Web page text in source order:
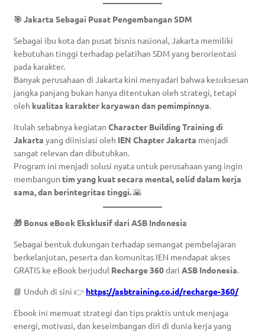
🎯 Jakarta Sebagai Pusat Pengembangan SDM
Sebagai ibu kota dan pusat bisnis nasional, Jakarta memiliki
kebutuhan tinggi terhadap pelatihan SDM yang berorientasi
pada karakter.
Banyak perusahaan di Jakarta kini menyadari bahwa kesuksesan
jangka panjang bukan hanya ditentukan oleh strategi, tetapi
oleh kualitas karakter karyawan dan pemimpinnya.
Itulah sebabnya kegiatan Character Building Training di
Jakarta yang diinisiasi oleh IEN Chapter Jakarta menjadi
sangat relevan dan dibutuhkan.
Program ini menjadi solusi nyata untuk perusahaan yang ingin
membangun tim yang kuat secara mental, solid dalam kerja
sama, dan berintegritas tinggi.🌇
🎁 Bonus eBook Eksklusif dari ASB Indonesia
Sebagai bentuk dukungan terhadap semangat pembelajaran
berkelanjutan, peserta dan komunitas IEN mendapat akses
GRATIS ke eBook berjudul Recharge 360dari ASB Indonesia.
📘 Unduh di sini 👉 https://asbtraining.co.id/recharge-360/
Ebook ini memuat strategi dan tips praktis untuk menjaga
energi, motivasi, dan keseimbangan diri di dunia kerja yang